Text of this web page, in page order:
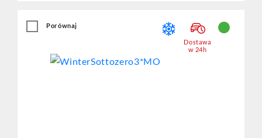
Porównaj
Dostawa
w 24h